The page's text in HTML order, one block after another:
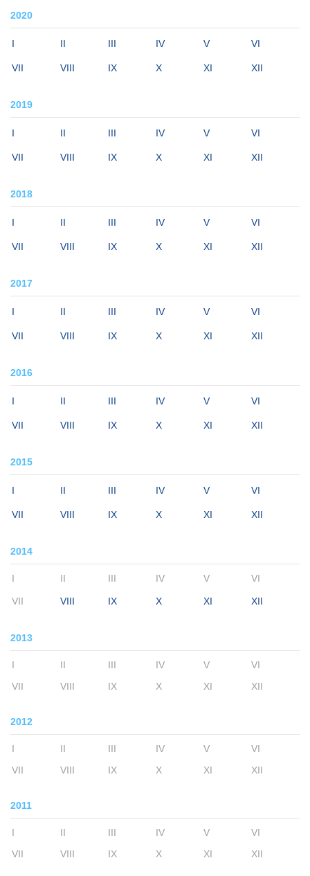
2020
I II III IV V VI
VII VIII IX X XI XII
2019
I II III IV V VI
VII VIII IX X XI XII
2018
I II III IV V VI
VII VIII IX X XI XII
2017
I II III IV V VI
VII VIII IX X XI XII
2016
I II III IV V VI
VII VIII IX X XI XII
2015
I II III IV V VI
VII VIII IX X XI XII
2014
I II III IV V VI
VII VIII IX X XI XII
2013
I II III IV V
VI
VII
VIII IX X XI XII
2012
I II III IV V
VI
VII
VIII IX X XI XII
2011
I II III IV V
VI
VII
VIII IX X XI XII